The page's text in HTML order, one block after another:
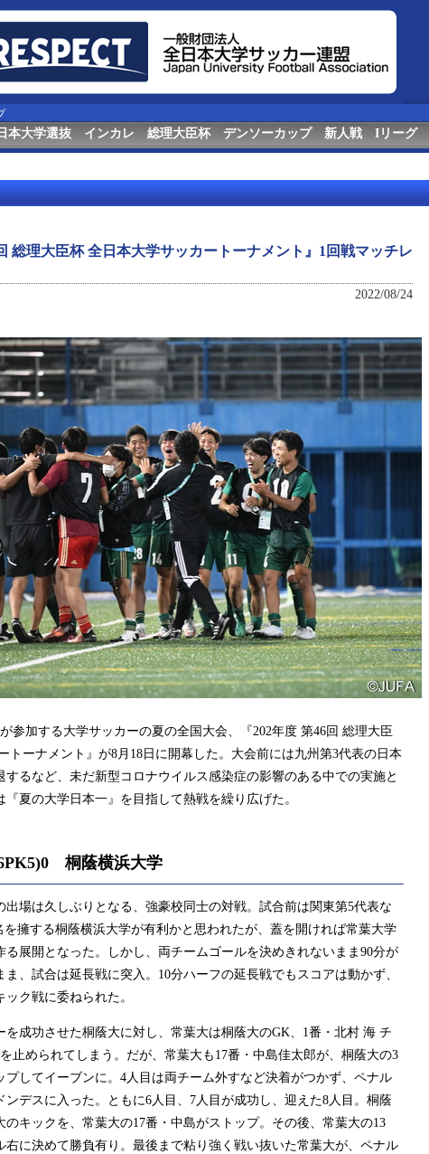
本大学選抜 インカレ 総理大臣杯 デンソーカップ 新人戦 Iリーグ
総理大臣杯 全日本大学サッカートーナメント』1回戦マッチレ
2022/08/24
参加する大学サッカーの夏の全国大会、『202年度 第46回 総理大臣
トーナメント』が8月18日に開幕した。大会前には九州第3代表の日本
するなど、未だ新型コロナウイルス感染症の影響のある中での実施と
夏の大学日本一』を目指して熱戦を繰り広げた。
桐蔭横浜大学
場は久しぶりとなる、強豪校同士の対戦。試合前は関東第5代表な
を擁する桐蔭横浜大学が有利かと思われたが、蓋を開ければ常葉大学
る展開となった。しかし、両チームゴールを決めきれないまま90分が
、試合は延長戦に突入。10分ハーフの延長戦でもスコアは動かず、
ク戦に委ねられた。
成功させた桐蔭大に対し、常葉大は桐蔭大のGK、1番・北村 海 チ
止められてしまう。だが、常葉大も17番・中島佳太郎が、桐蔭大の3
プしてイーブンに。4人目は両チーム外すなど決着がつかず、ペナル
ンデスに入った。ともに6人目、7人目が成功し、迎えた8人目。桐蔭
のキックを、常葉大の17番・中島がストップ。その後、常葉大の13
右に決めて勝負有り。最後まで粘り強く戦い抜いた常葉大が、ペナル